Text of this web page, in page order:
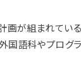
が組まれてい
語科やプログ